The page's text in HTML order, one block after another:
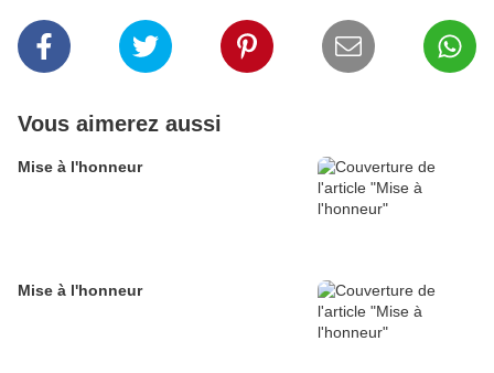
Vous aimerez aussi
Mise à l'honneur
Mise à l'honneur